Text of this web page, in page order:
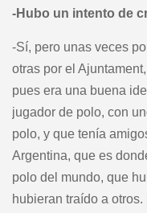
-Hubo un intento de
-Sí, pero unas veces
otras por el
pues era una buena
jugador de polo, con
polo, y que tenía
Argentina, que es
polo del mundo, que
hubieran traído a